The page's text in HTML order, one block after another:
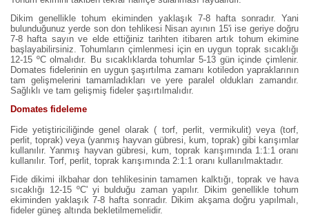
Dikim genellikle tohum ekiminden yaklaşık 7-8 hafta sonradır. Yani
bulunduğunuz yerde son don tehlikesi Nisan ayının 15'i ise geriye doğru
7-8 hafta sayın ve elde ettiğiniz tarihten itibaren artık tohum ekimine
başlayabilirsiniz. Tohumların çimlenmesi için en uygun toprak sıcaklığı
12-15 ºC olmalıdır. Bu sıcaklıklarda tohumlar 5-13 gün içinde çimlenir.
Domates fidelerinin en uygun şaşırtılma zamanı kotiledon yapraklarının
tam gelişmelerini tamamladıkları ve yere paralel oldukları zamandır.
Sağlıklı ve tam gelişmiş fideler şaşırtılmalıdır.
Domates fideleme
Fide yetiştiriciliğinde genel olarak ( torf, perlit, vermikulit) veya (torf,
perlit, toprak) veya (yanmış hayvan gübresi, kum, toprak) gibi karışımlar
kullanılır. Yanmış hayvan gübresi, kum, toprak karışımında 1:1:1 oranı
kullanılır. Torf, perlit, toprak karışımında 2:1:1 oranı kullanılmaktadır.
Fide dikimi ilkbahar don tehlikesinin tamamen kalktığı, toprak ve hava
sıcaklığı 12-15 ºC' yi bulduğu zaman yapılır. Dikim genellikle tohum
ekiminden yaklaşık 7-8 hafta sonradır. Dikim akşama doğru yapılmalı,
fideler güneş altında bekletilmemelidir.